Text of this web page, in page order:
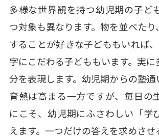
多様な世界観を持つ幼児期の子ど
つ対象も異なります。物を並べたり
することが好きな子どももいれば
字にこだわる子どももいます。実に
分を表現します。幼児期からの塾
育熱は高まる一方ですが、毎日の
にこそ、幼児期にふさわしい「学
えます。一つだけの答えを求めさ